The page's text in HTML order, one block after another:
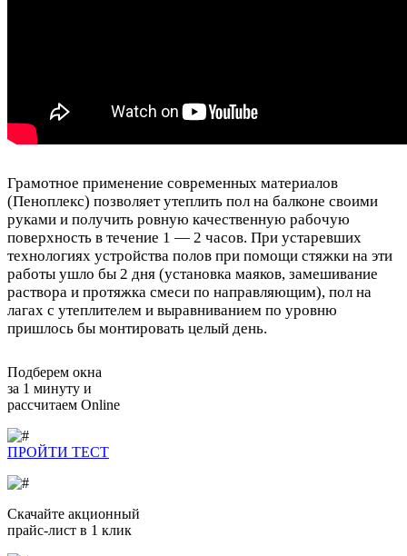
Грамотное применение современных материалов
(Пеноплекс) позволяет утеплить пол на балконе своими
руками и получить ровную качественную рабочую
поверхность в течение 1 — 2 часов. При устаревших
технологиях устройства полов при помощи стяжки на эти
работы ушло бы 2 дня (установка маяков, замешивание
раствора и протяжка смеси по направляющим), пол на
лагах с утеплителем и выравниванием по уровню
пришлось бы монтировать целый день.
Подберем окна
за 1 минуту и
рассчитаем Online
ПРОЙТИ ТЕСТ
Скачайте акционный
прайс-лист в 1 клик